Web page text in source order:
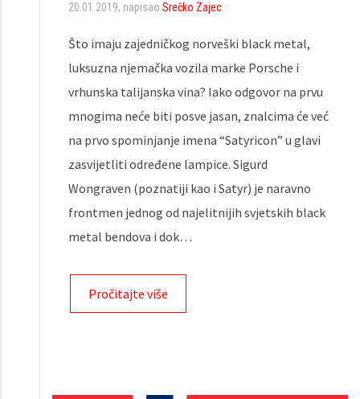
20.01.2019, napisao Srečko Zajec
Što imaju zajedničkog norveški black metal,
luksuzna njemačka vozila marke Porsche i
vrhunska talijanska vina? Iako odgovor na prvu
mnogima neće biti posve jasan, znalcima će već
na prvo spominjanje imena “Satyricon” u glavi
zasvijetliti određene lampice. Sigurd
Wongraven (poznatiji kao i Satyr) je naravno
frontmen jednog od najelitnijih svjetskih black
metal bendova i dok…
Pročitajte više